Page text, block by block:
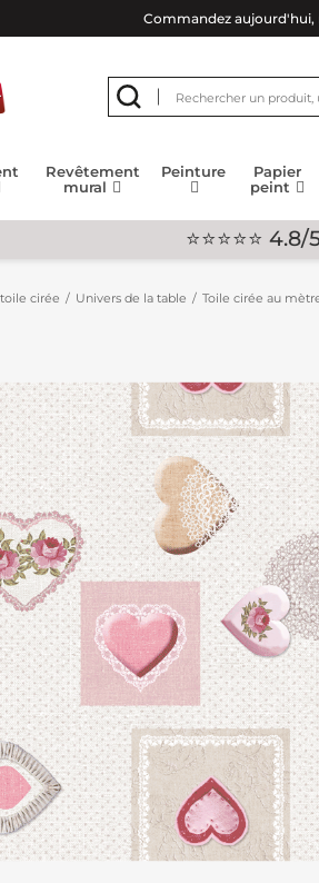
Commandez aujourd'hui,
Revêtement
mural
Peinture
Papier
peint
⭐⭐⭐⭐⭐
cirée Univers de la table Toile cirée au